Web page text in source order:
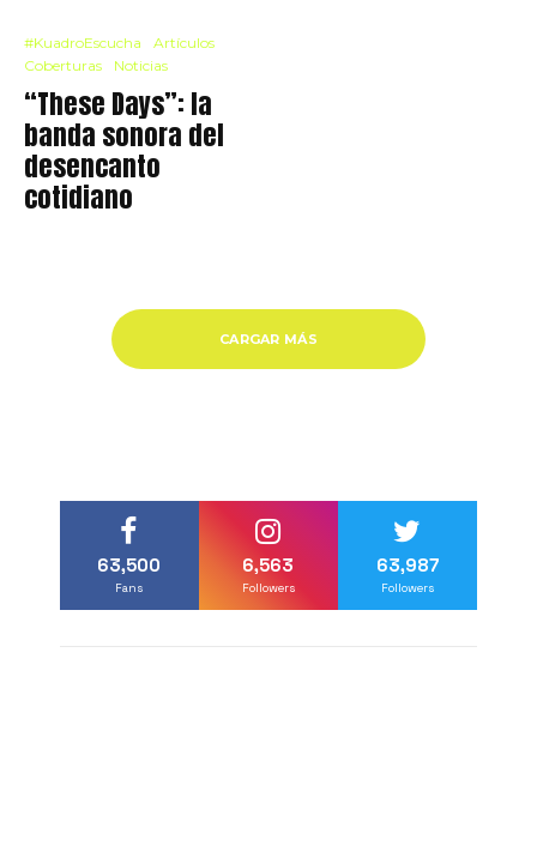
#KuadroEscucha
Artículos
Coberturas
Noticias
“These Days”: la
banda sonora del
desencanto
cotidiano
CARGAR MÁS
63,500
Fans
6,563
Followers
63,987
Followers